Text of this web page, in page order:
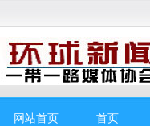
网站首页 首页